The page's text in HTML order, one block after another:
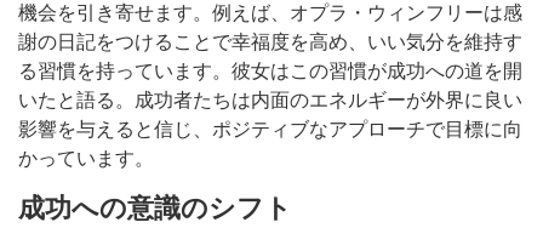
機会を引き寄せます。例えば、オプラ・ウィンフリーは感
謝の日記をつけることで幸福度を高め、いい気分を維持す
る習慣を持っています。彼女はこの習慣が成功への道を開
いたと語る。成功者たちは内面のエネルギーが外界に良い
影響を与えると信じ、ポジティブなアプローチで目標に向
かっています。
成功への意識のシフト